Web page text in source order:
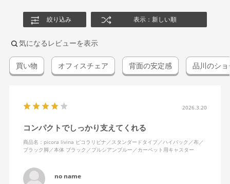
絞り込み 表示：新しい順
気になるレビューを表示
買い物 オフィスチェア 背面の安定感 品川のシ
2026.3.20
コンパクトでしっかり支えてくれる
商品名：picora livina ピコラリビナ／スタンダードタイプ／ハイバック／布／
ブラック脚／本体 ブラック／プルシアンブルー／カーペット用キャスター
no name